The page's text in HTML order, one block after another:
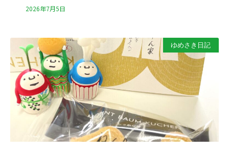
2026年7月5日
ゆめさき日記